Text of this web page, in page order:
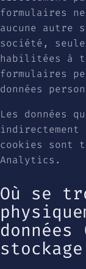
formulaires
aucune autre
société,
habilitées à
formulaires
données
Les données
cookies sont
Analytics.
Où se